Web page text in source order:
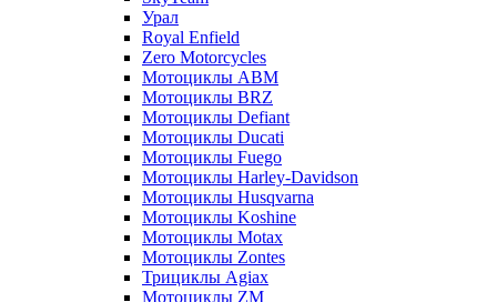
Урал
Royal Enfield
Zero Motorcycles
Мотоциклы ABM
Мотоциклы BRZ
Мотоциклы Defiant
Мотоциклы Ducati
Мотоциклы Fuego
Мотоциклы Harley-Davidson
Мотоциклы Husqvarna
Мотоциклы Koshine
Мотоциклы Motax
Мотоциклы Zontes
Трициклы Agiax
Мотоциклы ZM